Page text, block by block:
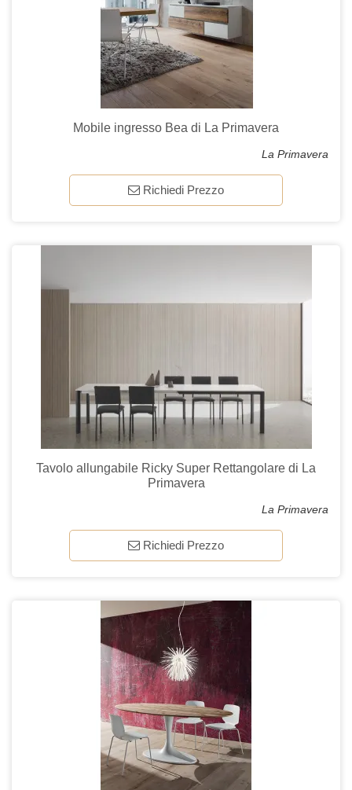
Mobile ingresso Bea di La Primavera
La Primavera
Richiedi Prezzo
Tavolo allungabile Ricky Super Rettangolare di La
Primavera
La Primavera
Richiedi Prezzo